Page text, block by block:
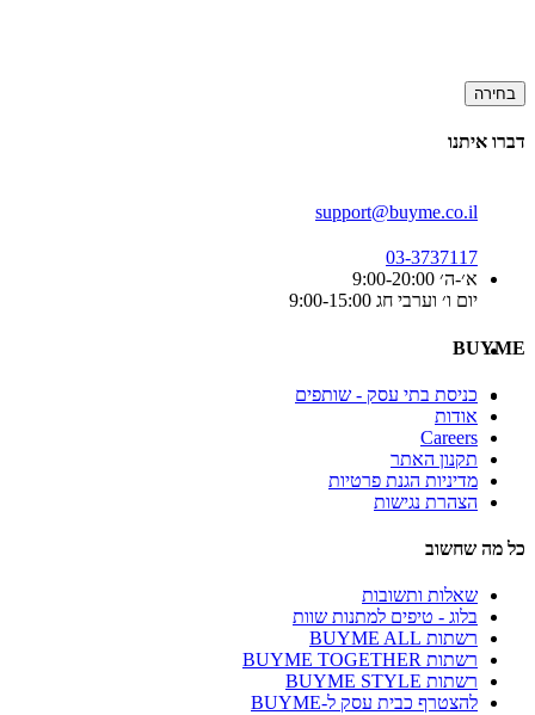
בחירה
דברו איתנו
support@buyme.co.il
03-3737117
א׳-ה׳ 9:00-20:00
יום ו׳ וערבי חג 9:00-15:00
BUYME
כניסת בתי עסק - שותפים
אודות
Careers
תקנון האתר
מדיניות הגנת פרטיות
הצהרת נגישות
כל מה שחשוב
שאלות ותשובות
בלוג - טיפים למתנות שוות
רשתות BUYME ALL
רשתות BUYME TOGETHER
רשתות BUYME STYLE
להצטרף כבית עסק ל-BUYME